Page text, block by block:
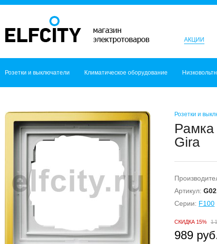
АКЦИИ
Розетки и выключатели Климатическое оборудование
Розетки и
Рамка
Gira
Артикул:
Серии: F100
СКИДКА 15% 1
989